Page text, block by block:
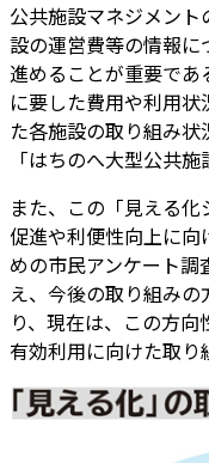
公共施設マネジメン
設の運営費等の情報
進めることが重要で
に要した費用や利用
た各施設の取り組み
「はちのへ大型公共
また、この「見える
促進や利便性向上に
めの市民アンケート調
え、今後の取り組み
り、現在は、この方
有効利用に向けた取り